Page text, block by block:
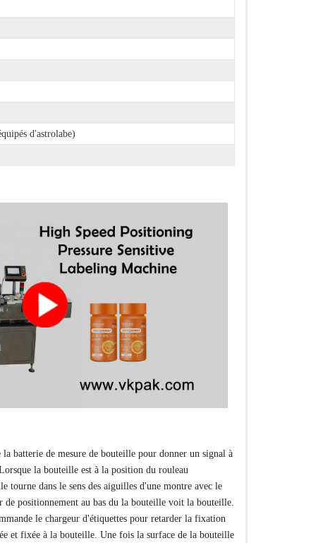
d'astrolabe)
batterie de mesure de bouteille pour donner un signal à
la bouteille est à la position du rouleau
dans le sens des aiguilles d'une montre avec le
positionnement au bas du la bouteille voit la bouteille.
le chargeur d'étiquettes pour retarder la fixation
et fixée à la bouteille. Une fois la surface de la bouteille